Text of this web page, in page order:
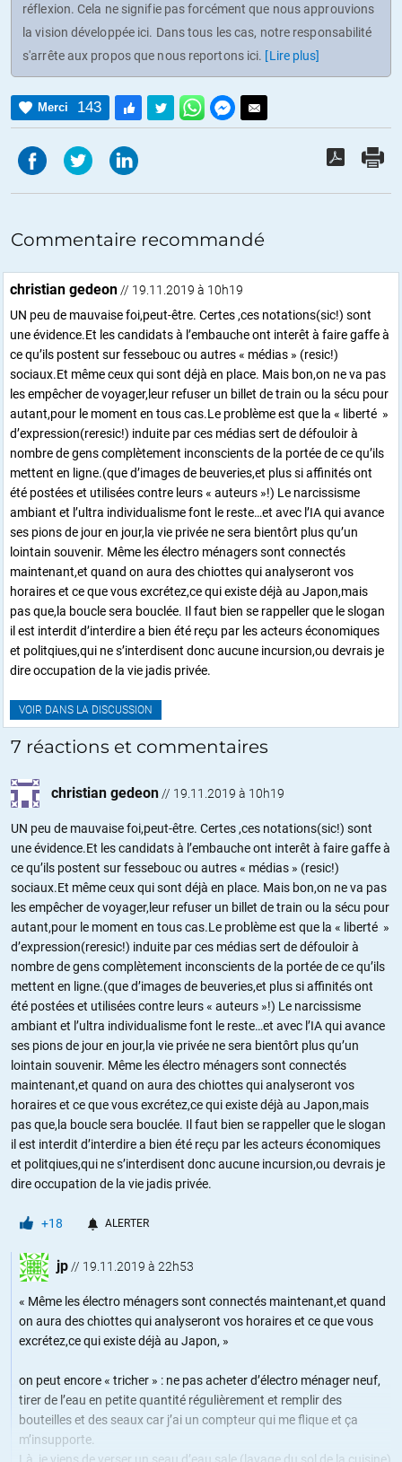
réflexion. Cela ne signifie pas forcément que nous approuvions
la vision développée ici. Dans tous les cas, notre responsabilité
s'arrête aux propos que nous reportons ici. [Lire plus]
Merci 143
Commentaire recommandé
christian gedeon // 19.11.2019 à 10h19
UN peu de mauvaise foi,peut-être. Certes ,ces notations(sic!) sont
une évidence.Et les candidats à l’embauche ont interêt à faire gaffe à
ce qu’ils postent sur fessebouc ou autres « médias » (resic!)
sociaux.Et même ceux qui sont déjà en place. Mais bon,on ne va pas
les empêcher de voyager,leur refuser un billet de train ou la sécu pour
autant,pour le moment en tous cas.Le problème est que la « liberté »
d’expression(reresic!) induite par ces médias sert de défouloir à
nombre de gens complètement inconscients de la portée de ce qu’ils
mettent en ligne.(que d’images de beuveries,et plus si affinités ont
été postées et utilisées contre leurs « auteurs »!) Le narcissisme
ambiant et l’ultra individualisme font le reste…et avec l’IA qui avance
ses pions de jour en jour,la vie privée ne sera bientôrt plus qu’un
lointain souvenir. Même les électro ménagers sont connectés
maintenant,et quand on aura des chiottes qui analyseront vos
horaires et ce que vous excrétez,ce qui existe déjà au Japon,mais
pas que,la boucle sera bouclée. Il faut bien se rappeller que le slogan
il est interdit d’interdire a bien été reçu par les acteurs économiques
et politqiues,qui ne s’interdisent donc aucune incursion,ou devrais je
dire occupation de la vie jadis privée.
VOIR DANS LA DISCUSSION
7 réactions et commentaires
christian gedeon // 19.11.2019 à 10h19
UN peu de mauvaise foi,peut-être. Certes ,ces notations(sic!) sont
une évidence.Et les candidats à l’embauche ont interêt à faire gaffe à
ce qu’ils postent sur fessebouc ou autres « médias » (resic!)
sociaux.Et même ceux qui sont déjà en place. Mais bon,on ne va pas
les empêcher de voyager,leur refuser un billet de train ou la sécu pour
autant,pour le moment en tous cas.Le problème est que la « liberté »
d’expression(reresic!) induite par ces médias sert de défouloir à
nombre de gens complètement inconscients de la portée de ce qu’ils
mettent en ligne.(que d’images de beuveries,et plus si affinités ont
été postées et utilisées contre leurs « auteurs »!) Le narcissisme
ambiant et l’ultra individualisme font le reste…et avec l’IA qui avance
ses pions de jour en jour,la vie privée ne sera bientôrt plus qu’un
lointain souvenir. Même les électro ménagers sont connectés
maintenant,et quand on aura des chiottes qui analyseront vos
horaires et ce que vous excrétez,ce qui existe déjà au Japon,mais
pas que,la boucle sera bouclée. Il faut bien se rappeller que le slogan
il est interdit d’interdire a bien été reçu par les acteurs économiques
et politqiues,qui ne s’interdisent donc aucune incursion,ou devrais je
dire occupation de la vie jadis privée.
+18 ALERTER
jp // 19.11.2019 à 22h53
« Même les électro ménagers sont connectés maintenant,et quand
on aura des chiottes qui analyseront vos horaires et ce que vous
excrétez,ce qui existe déjà au Japon, »
on peut encore « tricher » : ne pas acheter d’électro ménager neuf,
tirer de l’eau en petite quantité régulièrement et remplir des
bouteilles et des seaux car j’ai un compteur qui me flique et ça
m’insupporte.